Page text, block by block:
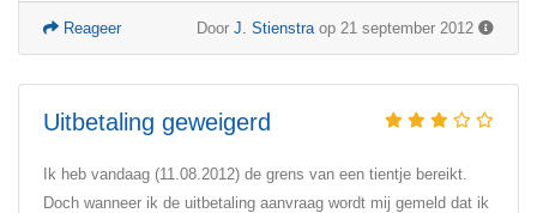
Door J. Stienstra op 21 september 2012
Reageer
Uitbetaling geweigerd
Ik heb vandaag (11.08.2012) de grens van een tientje bereikt.
Doch wanneer ik de uitbetaling aanvraag wordt mij gemeld dat ik